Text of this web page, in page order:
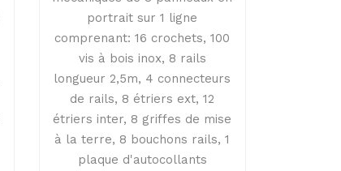
portrait sur 1 ligne
comprenant: 16 crochets, 100
vis à bois inox, 8 rails
longueur 2,5m, 4 connecteurs
de rails, 8 étriers ext, 12
étriers inter, 8 griffes de mise
à la terre, 8 bouchons rails, 1
plaque d'autocollants